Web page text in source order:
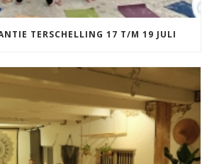
TERSCHELLING 17 T/M 19 JULI